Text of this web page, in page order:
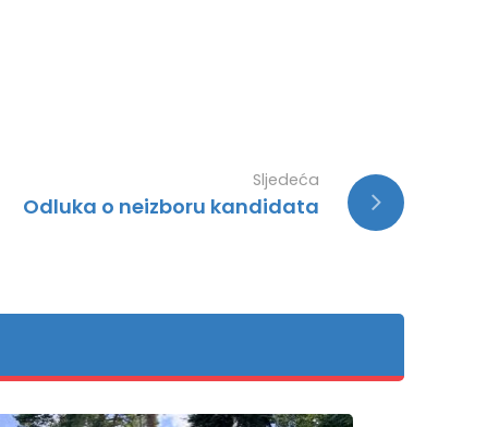
Sljedeća
Odluka o neizboru kandidata